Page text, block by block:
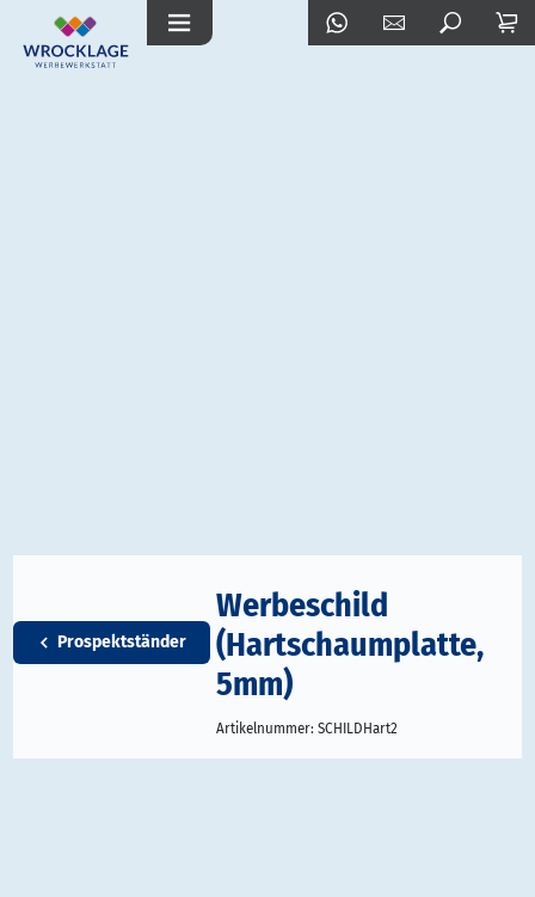
Prospektständer
Werbeschild
(Hartschaumplatte,
5mm)
Artikelnummer: SCHILDHart2